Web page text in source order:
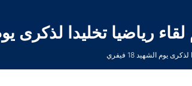
تخليدا لذكرى يوم
يوم الشهيد 18 فيفري